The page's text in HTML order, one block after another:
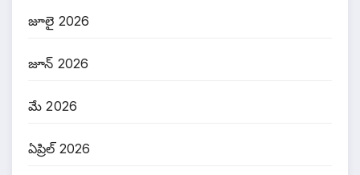
జూలై 2026
జూన్ 2026
మే 2026
ఏప్రిల్ 2026